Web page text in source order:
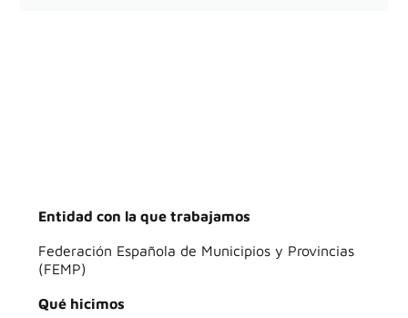
Entidad con la que trabajamos
Federación Española de Municipios y Provincias
(FEMP)
Qué hicimos